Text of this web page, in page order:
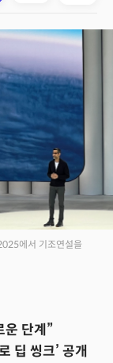
에서 기조연설을
운 단계”
딥 씽크’ 공개